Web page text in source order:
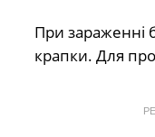
При зараженні
крапки. Для